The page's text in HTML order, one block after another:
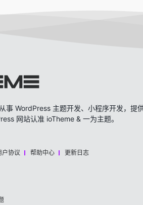
事 WordPress 主题开发、小程序开发，提
网站认准 ioTheme & 一为主题。
户协议 帮助中心 更新日志